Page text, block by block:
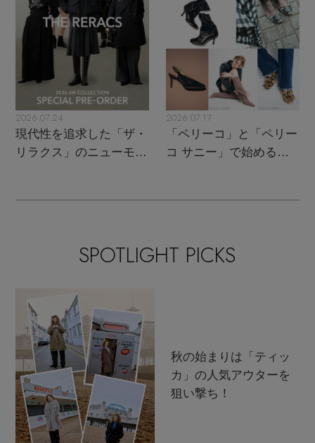
2026.07.24
現代性を追求した「ザ・
リラクス」のニューモダ
2026.07.17
「ペリーコ」と「ペリー
コ サニー」で始める秋
SPOTLIGHT PICKS
秋の始まりは「ティッ
カ」の人気アウターを
狙い撃ち！